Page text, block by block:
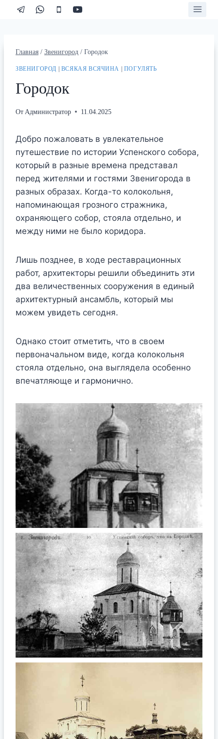
Перейти
Главная / Звенигород / Городок
ЗВЕНИГОРОД ВСЯКАЯ ВСЯЧИНА ПОГУЛЯТЬ
Городок
От Администратор 11.04.2025
Добро пожаловать в увлекательное
путешествие по истории Успенского собора,
который в разные времена представал
перед жителями и гостями Звенигорода в
разных образах. Когда-то колокольня,
напоминающая грозного стражника,
охраняющего собор, стояла отдельно, и
между ними не было коридора.
Лишь позднее, в ходе реставрационных
работ, архитекторы решили объединить эти
два величественных сооружения в единый
архитектурный ансамбль, который мы
можем увидеть сегодня.
Однако стоит отметить, что в своем
первоначальном виде, когда колокольня
стояла отдельно, она выглядела особенно
впечатляюще и гармонично.